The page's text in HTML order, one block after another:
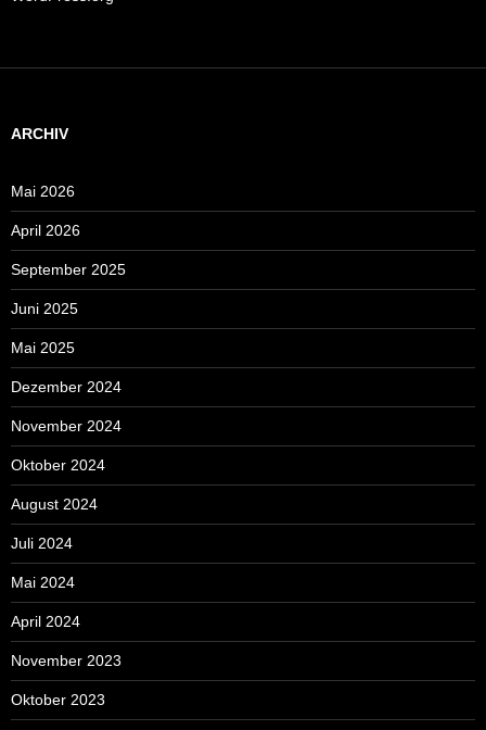
ARCHIV
Mai 2026
April 2026
September 2025
Juni 2025
Mai 2025
Dezember 2024
November 2024
Oktober 2024
August 2024
Juli 2024
Mai 2024
April 2024
November 2023
Oktober 2023